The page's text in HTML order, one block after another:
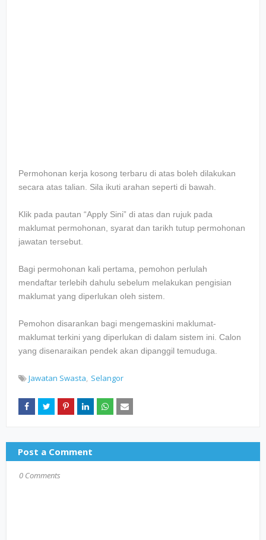
Permohonan kerja kosong terbaru di atas boleh dilakukan
secara atas talian. Sila ikuti arahan seperti di bawah.
Klik pada pautan “Apply Sini” di atas dan rujuk pada
maklumat permohonan, syarat dan tarikh tutup permohonan
jawatan tersebut.
Bagi permohonan kali pertama, pemohon perlulah
mendaftar terlebih dahulu sebelum melakukan pengisian
maklumat yang diperlukan oleh sistem.
Pemohon disarankan bagi mengemaskini maklumat-
maklumat terkini yang diperlukan di dalam sistem ini. Calon
yang disenaraikan pendek akan dipanggil temuduga.
Jawatan Swasta Selangor
Post a Comment
0 Comments